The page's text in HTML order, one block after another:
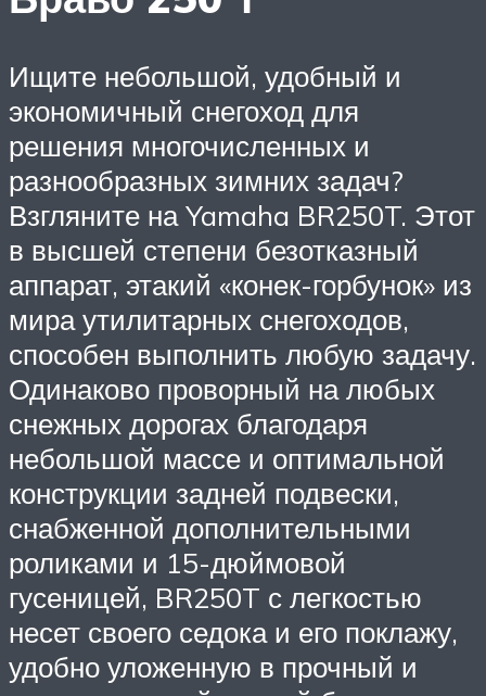
Ищите небольшой, удобный и
экономичный снегоход для
решения многочисленных и
разнообразных зимних задач?
Взгляните на Yamaha BR250T. Этот
в высшей степени безотказный
аппарат, этакий «конек-горбунок» из
мира утилитарных снегоходов,
способен выполнить любую задачу.
Одинаково проворный на любых
снежных дорогах благодаря
небольшой массе и оптимальной
конструкции задней подвески,
снабженной дополнительными
роликами и 15-дюймовой
гусеницей, BR250T с легкостью
несет своего седока и его поклажу,
удобно уложенную в прочный и